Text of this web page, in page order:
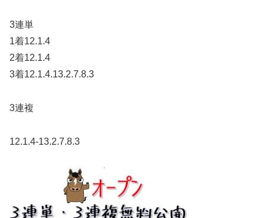
3連単
1着12.1.4
2着12.1.4
3着12.1.4.13.2.7.8.3
3連複
12.1.4-13.2.7.8.3